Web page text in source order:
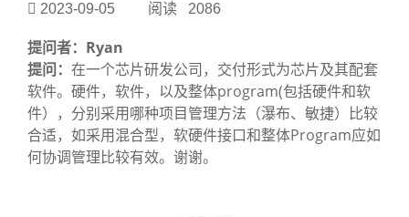
2023-09-05 阅读 2086
提问者： Ryan
提问： 在一个芯片研发公司，交付形式为芯片及其配套
软件。硬件，软件，以及整体program(包括硬件和软
件），分别采用哪种项目管理方法（瀑布、敏捷）比较
合适，如采用混合型，软硬件接口和整体Program应如
何协调管理比较有效。谢谢。